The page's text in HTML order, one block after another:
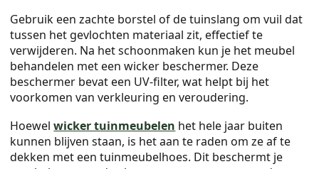
Gebruik een zachte borstel of de tuinslang om vuil dat
tussen het gevlochten materiaal zit, effectief te
verwijderen. Na het schoonmaken kun je het meubel
behandelen met een wicker beschermer. Deze
beschermer bevat een UV-filter, wat helpt bij het
voorkomen van verkleuring en veroudering.
Hoewelwicker tuinmeubelen het hele jaar buiten
kunnen blijven staan, is het aan te raden om ze af te
dekken met een tuinmeubelhoes. Dit beschermt je